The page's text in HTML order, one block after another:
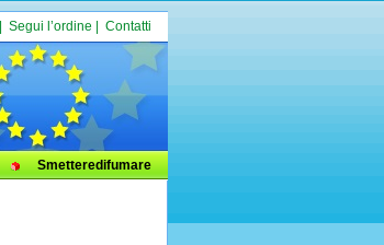
Segui l’ordine Contatti
Smetteredifumare